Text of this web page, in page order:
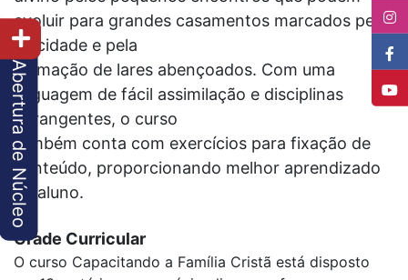
evoluir para grandes casamentos marcados pela
felicidade e pela
formação de lares abençoados. Com uma
linguagem de fácil assimilação e disciplinas
abrangentes, o curso
também conta com exercícios para fixação de
conteúdo, proporcionando melhor aprendizado
ao aluno.
Grade Curricular
O curso Capacitando a Família Cristã está disposto
Abertura de Núcleo